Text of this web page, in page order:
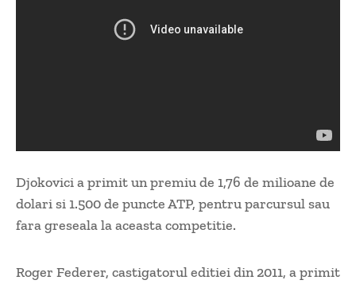
Djokovici a primit un premiu de 1,76 de milioane de
dolari si 1.500 de puncte ATP, pentru parcursul sau
fara greseala la aceasta competitie.
Roger Federer, castigatorul editiei din 2011, a primit